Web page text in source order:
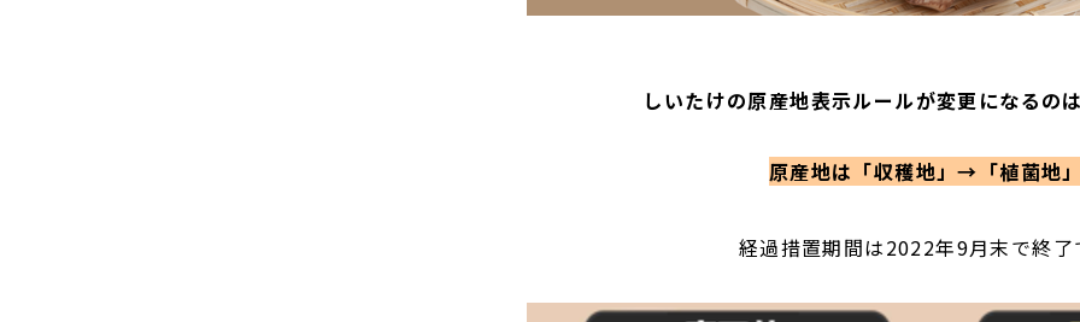
しいたけの原産地表示ルールが変更になるの
原産地は「収穫地」→「植菌地
経過措置期間は2022年9月末で終了